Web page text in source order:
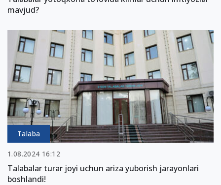
mavjud?
Talaba
1.08.2024 16:12
Talabalar turar joyi uchun ariza yuborish jarayonlari
boshlandi!